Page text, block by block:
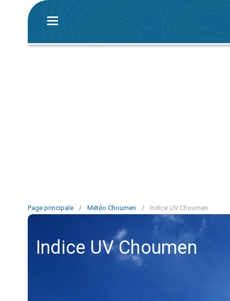
Page principale / Météo Choumen / Indice UV Choumen
Indice UV Choumen